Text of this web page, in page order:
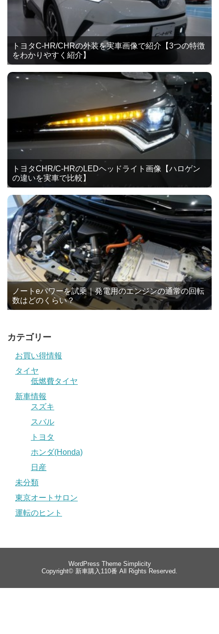
トヨタC-HR/CHRの外装を実車画像で紹介【3つの特徴
をわかりやすく紹介】
トヨタCHR/C-HRのLEDヘッドライト画像【ハロゲン
の違いを実車で比較】
ノートeパワーを試乗｜発電用のエンジンの通常の回転
数はどのくらい？
カテゴリー
お買い得情報
タイヤ
低燃費タイヤ
新車情報
スズキ
スバル
トヨタ
ホンダ(Honda)
日産
未分類
東京オートサロン
運転のヒント
WordPress Theme Simplicity
Copyright© 新車購入110番 All Rights Reserved.